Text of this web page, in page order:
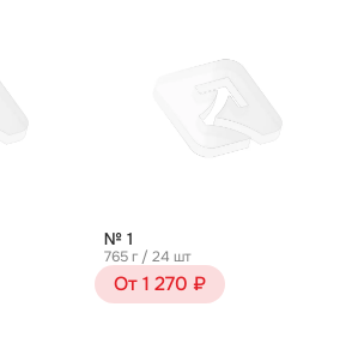
№ 1
765 г / 24 шт
От 1 270 ₽